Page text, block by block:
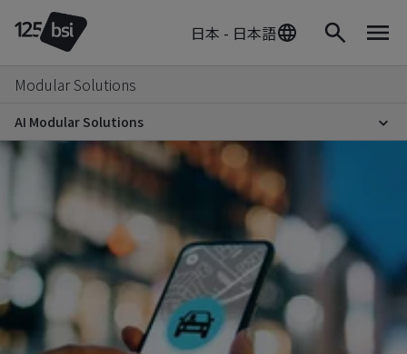
日本 - 日本語
Modular Solutions
AI Modular Solutions